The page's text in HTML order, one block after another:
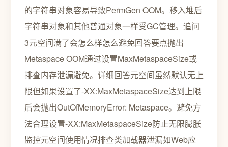
的字符串对象容易导致PermGen OOM。移入堆后
字符串对象和其他普通对象一样受GC管理。追问
3元空间满了会怎么样怎么避免回答要点抛出
Metaspace OOM通过设置MaxMetaspaceSize或
排查内存泄漏避免。详细回答元空间虽然默认无上
限但如果设置了-XX:MaxMetaspaceSize达到上限
后会抛出OutOfMemoryError: Metaspace。避免方
法合理设置-XX:MaxMetaspaceSize防止无限膨胀
监控元空间使用情况排查类加载器泄漏如Web应